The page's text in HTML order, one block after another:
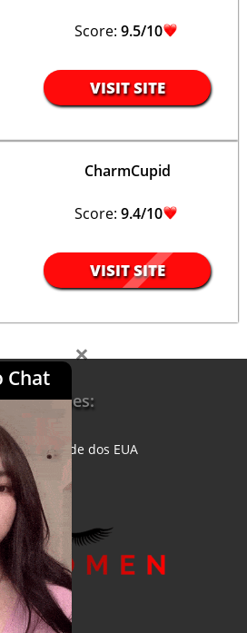
Score: 9.5/10
VISIT SITE
CharmCupid
Score: 9.4/10
VISIT SITE
Privacidade dos EUA
Chat
×